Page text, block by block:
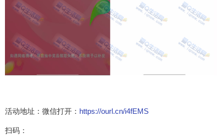
活动地址：微信打开： https://ourl.cn/i4fEMS
扫码：